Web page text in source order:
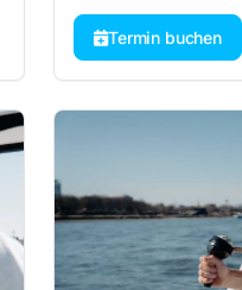
Termin buchen